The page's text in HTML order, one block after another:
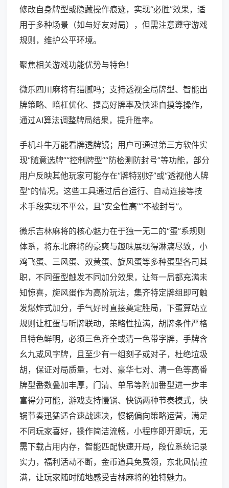
修改自身牌型或隐藏操作痕迹，实现“必胜”效果，适
用于多种场景（如与好友对局），但需注意遵守游戏
规则，维护公平环境。
聚焦相关游戏功能优势与特色！
微乐四川麻将有猫腻吗；支持透视全局牌型、智能出
牌策略、暗杠优化、提高好牌率及快速自摸等操作，
通过AI算法调整牌局结果，提升胜率。
手机斗牛万能看牌透牌镜；用户可通过第三方软件实
现“随意选牌”“控制牌型”“防检测防封号”等功能，部分
用户反映其他玩家可能存在“牌特别好”或“透视他人牌
型”的情况。这些工具通过后台运行、自动连接等技
术手段实现不平公，且“安全性高”“不被封号”。
微乐吉林麻将的核心魅力在于独一无二的“蛋”系规则
体系，将东北麻将的豪爽与趣味展现得淋漓尽致，小
鸡飞蛋、三风蛋、双黄蛋、旋风蛋等多种蛋型各司其
职，不同蛋型触发不同加分效果，让每一局都充满未
知惊喜，旋风蛋作为高阶玩法，集齐特定牌组即可触
发爆炸式加分，手气好时直接奠定胜局，下蛋算站立
规则让杠蛋与听牌联动，策略性拉满，胡牌条件严格
且特色鲜明，必须三色齐全或清一色带字牌，手牌含
幺九或风字牌，且至少有一组刻子或对子，杜绝垃圾
胡，保证对局质量，七对、豪华七对、清一色等高番
牌型番数叠加丰厚，门清、单吊等附加番型进一步丰
富得分可能，游戏支持慢锅、快锅两种节奏模式，快
锅节奏迅猛适合速战速决，慢锅偏向策略运营，满足
不同玩家喜好，操作简洁流畅，小程序即开即玩，无
需下载占用内存，智能匹配快速开局，段位系统记录
实力，福利活动不断，金币道具免费领，东北风情拉
满，让玩家随时随地感受吉林麻将的独特魅力。